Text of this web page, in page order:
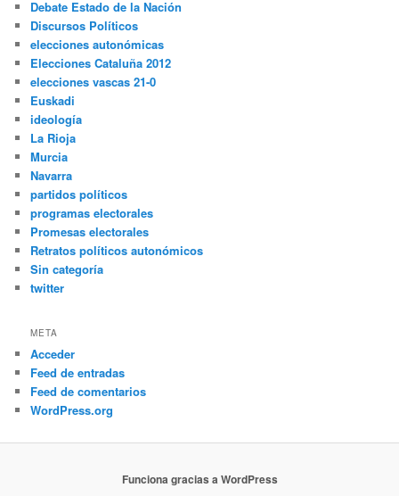
Debate Estado de la Nación
Discursos Políticos
elecciones autonómicas
Elecciones Cataluña 2012
elecciones vascas 21-0
Euskadi
ideología
La Rioja
Murcia
Navarra
partidos políticos
programas electorales
Promesas electorales
Retratos políticos autonómicos
Sin categoría
twitter
META
Acceder
Feed de entradas
Feed de comentarios
WordPress.org
Funciona gracias a WordPress